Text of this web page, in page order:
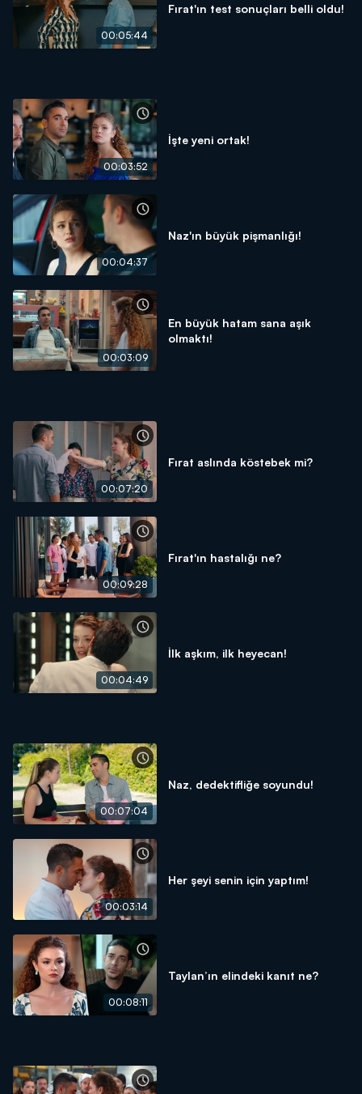
00:05:44
Fırat'ın test sonuçları belli oldu!
00:03:52
İşte yeni ortak!
00:04:37
Naz'ın büyük pişmanlığı!
00:03:09
En büyük hatam sana aşık
olmaktı!
00:07:20
Fırat aslında köstebek mi?
00:09:28
Fırat'ın hastalığı ne?
00:04:49
İlk aşkım, ilk heyecan!
00:07:04
Naz, dedektifliğe soyundu!
00:03:14
Her şeyi senin için yaptım!
00:08:11
Taylan’ın elindeki kanıt ne?